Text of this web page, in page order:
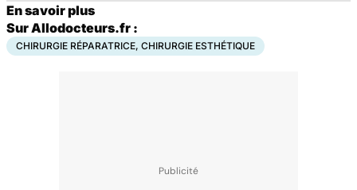
En savoir plus
Sur Allodocteurs.fr :
CHIRURGIE RÉPARATRICE, CHIRURGIE ESTHÉTIQUE